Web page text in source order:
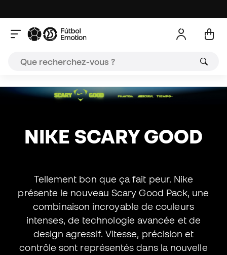
NIKE SCARY GOOD
Tellement bon que ça fait peur. Nike
présente le nouveau Scary Good Pack, une
combinaison incroyable de couleurs
intenses, de technologie avancée et de
design agressif. Vitesse, précision et
contrôle sont représentés dans la nouvelle